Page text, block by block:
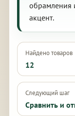
обрамления
акцент.
Найдено товаров
12
Следующий шаг
Сравнить и